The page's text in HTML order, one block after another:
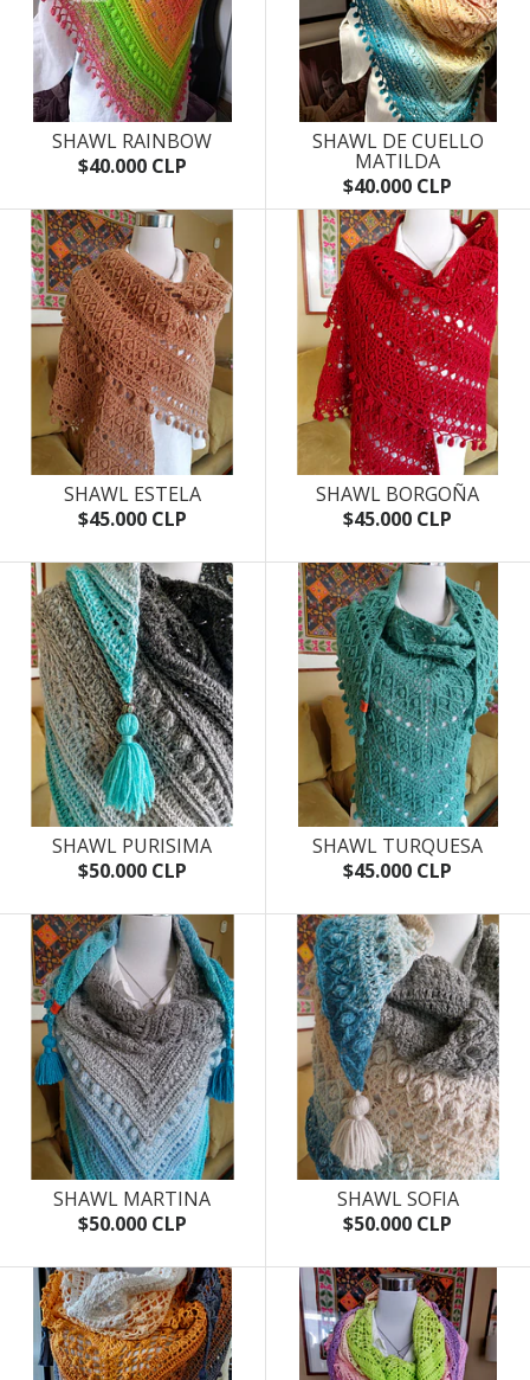
SHAWL RAINBOW
$40.000 CLP
SHAWL DE CUELLO
MATILDA
$40.000 CLP
SHAWL ESTELA
$45.000 CLP
SHAWL BORGOÑA
$45.000 CLP
SHAWL PURISIMA
$50.000 CLP
SHAWL TURQUESA
$45.000 CLP
SHAWL MARTINA
$50.000 CLP
SHAWL SOFIA
$50.000 CLP